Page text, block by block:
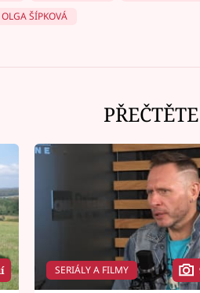
OLGA ŠÍPKOVÁ
SERIÁLY A FILMY